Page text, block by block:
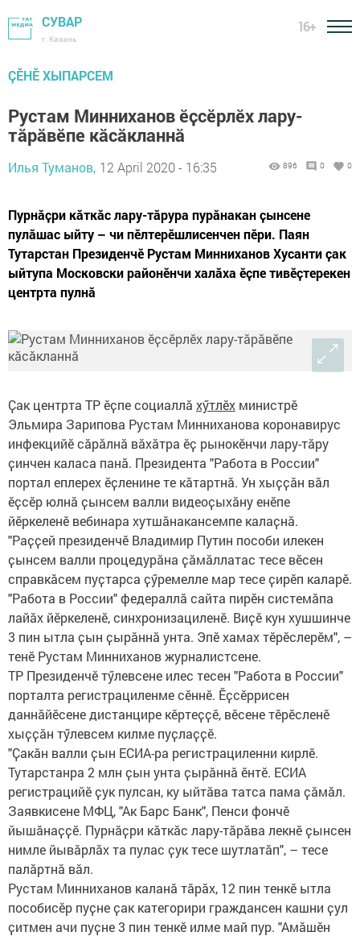
СУВАР
г. Казань
16+
ÇӖНӖ ХЫПАРСЕМ
Рустам Минниханов ӗҫсӗрлӗх лару-
тӑрӑвӗпе кӑсӑкланнӑ
Илья Туманов, 12 April 2020 - 16:35 896 0 0
Пурнӑҫри кӑткӑс лару-тӑрура пурӑнакан ҫынсене
пулӑшас ыйту – чи пӗлтерӗшлисенчен пӗри. Паян
Тутарстан Президенчӗ Рустам Минниханов Хусанти ҫак
ыйтупа Московски районӗнчи халӑха ӗҫпе тивӗҫтерекен
центрта пулнӑ
Ҫак центрта ТР ӗҫпе социаллӑ хӳтлӗх министрӗ
Эльмира Зарипова Рустам Минниханова коронавирус
инфекцийӗ сӑрӑлнӑ вӑхӑтра ӗҫ рынокӗнчи лару-тӑру
ҫинчен каласа панӑ. Президента "Работа в России"
портал еплерех ӗҫленине те кӑтартнӑ. Ун хыҫҫӑн вӑл
ӗҫсӗр юлнӑ ҫынсем валли видеоҫыхӑну енӗпе
йӗркеленӗ вебинара хутшӑнакансемпе калаҫнӑ.
"Раҫҫей президенчӗ Владимир Путин пособи илекен
ҫынсем валли процедурӑна ҫӑмӑллатас тесе вӗсен
справкӑсем пуҫтарса ҫӳремелле мар тесе ҫирӗп каларӗ.
"Работа в России" федераллӑ сайта пирӗн системӑпа
лайӑх йӗркеленӗ, синхронизациленӗ. Виҫӗ кун хушшинче
3 пин ытла ҫын ҫырӑннӑ унта. Эпӗ хамах тӗрӗслерӗм", –
тенӗ Рустам Минниханов журналистсене.
ТР Президенчӗ тӳлевсене илес тесен "Работа в России"
порталта регистрациленме сӗннӗ. Ӗҫсӗррисен
даннӑйӗсене дистанцире кӗртеҫҫӗ, вӗсене тӗрӗсленӗ
хыҫҫӑн тӳлевсем килме пуҫлаҫҫӗ.
"Ҫакӑн валли ҫын ЕСИА-ра регистрациленни кирлӗ.
Тутарстанра 2 млн ҫын унта ҫырӑннӑ ӗнтӗ. ЕСИА
регистрацийӗ ҫук пулсан, ку ыйтӑва татса пама ҫӑмӑл.
Заявкисене МФЦ, "Ак Барс Банк", Пенси фончӗ
йышӑнаҫҫӗ. Пурнӑҫри кӑткӑс лару-тӑрӑва лекнӗ ҫынсен
нимле йывӑрлӑх та пулас ҫук тесе шутлатӑп", – тесе
палӑртнӑ вӑл.
Рустам Минниханов каланӑ тӑрӑх, 12 пин тенкӗ ытла
пособисӗр пуҫне ҫак категорири граждансен кашни ҫул
ҫитмен ачи пуҫне 3 пин тенкӗ илме май пур. "Амӑшӗн